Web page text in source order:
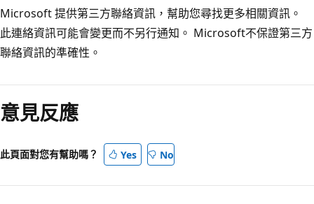
Microsoft 提供第三方聯絡資訊，幫助您尋找更多相關資訊。
此連絡資訊可能會變更而不另行通知。 Microsoft不保證第三方
聯絡資訊的準確性。
模
已
用
意見反應
此頁面對您有幫助嗎？ Yes No